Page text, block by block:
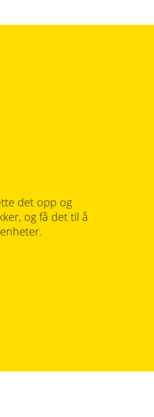
det opp og
og få det til å